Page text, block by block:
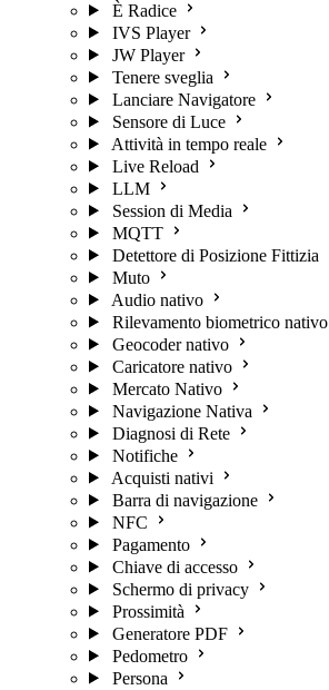
È Radice
IVS Player
JW Player
Tenere sveglia
Lanciare Navigatore
Sensore di Luce
Attività in tempo reale
Live Reload
LLM
Session di Media
MQTT
Detettore di Posizione Fittizia
Muto
Audio nativo
Rilevamento biometrico nativo
Geocoder nativo
Caricatore nativo
Mercato Nativo
Navigazione Nativa
Diagnosi di Rete
Notifiche
Acquisti nativi
Barra di navigazione
NFC
Pagamento
Chiave di accesso
Schermo di privacy
Prossimità
Generatore PDF
Pedometro
Persona